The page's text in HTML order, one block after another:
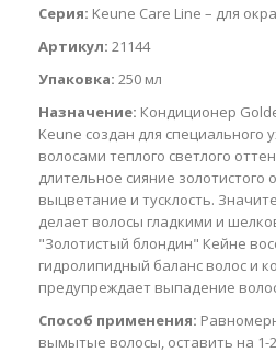
Серия: Keune Care Line – для
Артикул: 21144
Упаковка: 250 мл
Назначение: Кондиционер
Keune создан для
волосами теплого светлого
длительное сияние
выцветание и тусклость.
делает волосы гладкими и
"Золотистый блондин" Кейне
гидролипидный баланс волос и
предупреждает выпадение
Способ применения:
вымытые волосы, оставить на 1-